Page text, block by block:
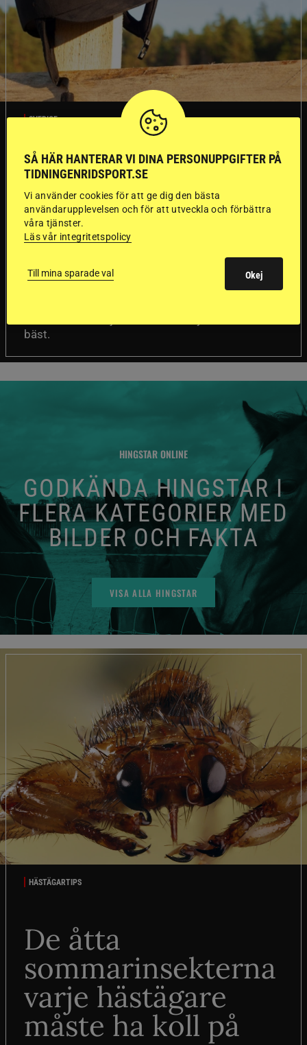
SVERIGE
Dyraste
ridhjälmarna blev
sämst i test
Försäkringsbolaget
Folksam har testat 15 ridhjälmar i olika
prisklasser för att se vilken som är den säkraste.
bäst.
HINGSTAR ONLINE
GODKÄNDA HINGSTAR I
FLERA KATEGORIER MED
BILDER OCH FAKTA
VISA ALLA HINGSTAR
HÄSTÄGARTIPS
De åtta
sommarinsekterna
varje hästägare
måste ha koll på
SÅ HÄR HANTERAR VI DINA PERSONUPPGIFTER PÅ
TIDNINGENRIDSPORT.SE
Vi använder cookies för att ge dig den bästa
användarupplevelsen och för att utveckla och förbättra
våra tjänster.
Läs vår integritetspolicy
Till mina sparade val Okej